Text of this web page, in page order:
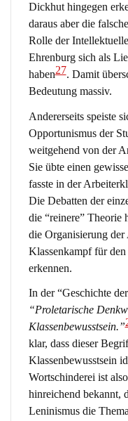
Dickhut hingegen
daraus aber die
Rolle der
Ehrenburg sich als
haben27. Damit
Bedeutung massiv.
Andererseits speiste
Opportunismus der
weitgehend von der
Sie übte einen
fasste in der
Die Debatten der
die “reinere” Theorie
die Organisierung der
Klassenkampf für
erkennen.
In der “Geschichte
“Proletarische
Klassenbewusstsein.”
klar, dass dieser
Klassenbewusstsein
Wortschinderei ist
hinreichend bekannt,
Leninismus die